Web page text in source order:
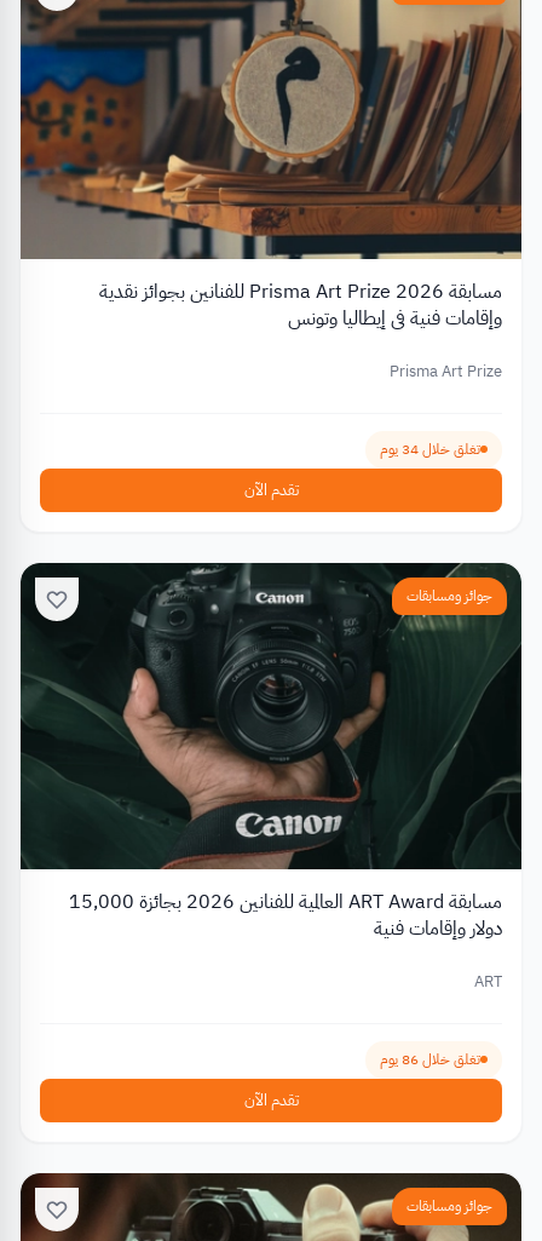
مسابقة Prisma Art Prize 2026 للفنانين بجوائز نقدية
وإقامات فنية في إيطاليا وتونس
Prisma Art Prize
تغلق خلال 34 يوم
تقدم الآن
جوائز ومسابقات
مسابقة ART Award العالمية للفنانين 2026 بجائزة 15,000
دولار وإقامات فنية
ART
تغلق خلال 86 يوم
تقدم الآن
جوائز ومسابقات